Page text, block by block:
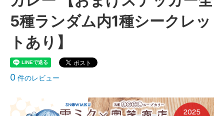
5種ランダム内1種シークレッ
トあり】
0 件のレビュー